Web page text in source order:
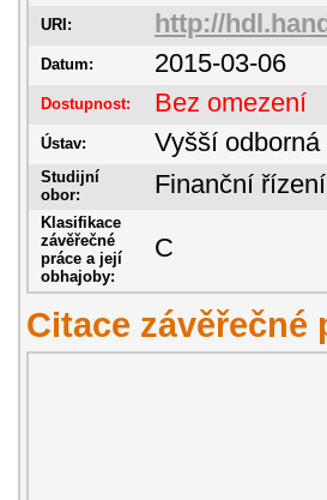
URI: http://
Datum: 2015-03-06
Dostupnost: Bez omezení
Ústav: Vyšší
Studijní
obor:
Finanční
Klasifikace
závěřečné
práce a její
obhajoby:
C
Citace závěřečné